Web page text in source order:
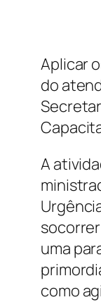
Aplicar
do
A
uma
como